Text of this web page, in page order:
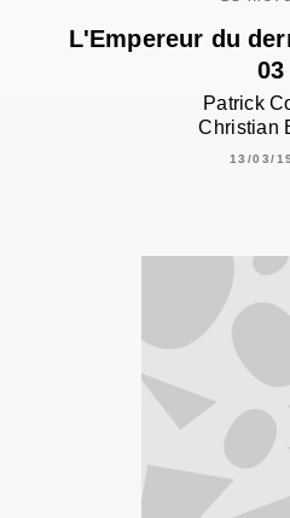
L'Empereur du
03
Patrick
Christian
13/03/